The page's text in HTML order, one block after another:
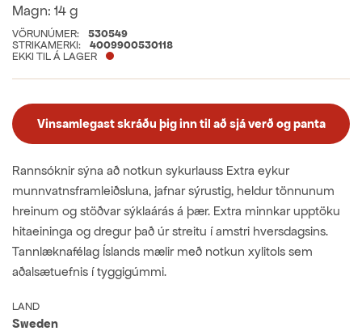
Magn: 14 g
VÖRUNÚMER:
530549
STRIKAMERKI:
4009900530118
EKKI TIL Á LAGER
Vinsamlegast skráðu þig inn til að sjá verð og panta
Rannsóknir sýna að notkun sykurlauss Extra eykur
munnvatnsframleiðsluna, jafnar sýrustig, heldur tönnunum
hreinum og stöðvar sýklaárás á þær. Extra minnkar upptöku
hitaeininga og dregur það úr streitu í amstri hversdagsins.
Tannlæknafélag Íslands mælir með notkun xylitols sem
aðalsætuefnis í tyggigúmmi.
LAND
Sweden